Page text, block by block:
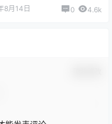
8月14日 0 4.6k